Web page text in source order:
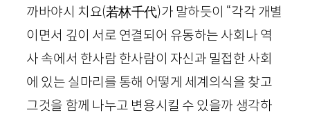
까바야시 치요(若林千代)가 말하듯이 “각각 개별
이면서 깊이 서로 연결되어 유동하는 사회나 역
사 속에서 한사람 한사람이 자신과 밀접한 사회
에 있는 실마리를 통해 어떻게 세계의식을 찾고
그것을 함께 나누고 변용시킬 수 있을까 생각하